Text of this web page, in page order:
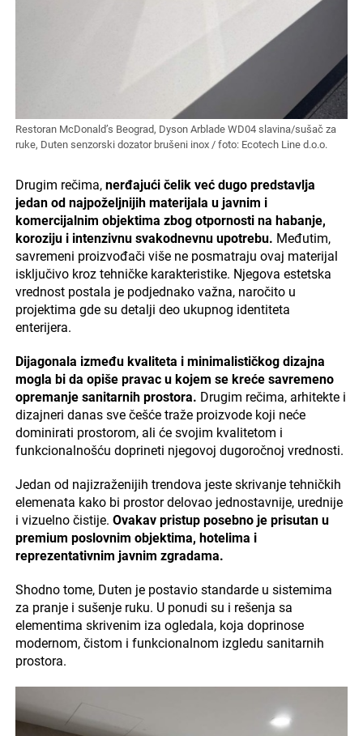
Restoran McDonald’s Beograd, Dyson Arblade WD04 slavina/sušač za
ruke, Duten senzorski dozator brušeni inox / foto: Ecotech Line d.o.o.
Drugim rečima, nerđajući čelik već dugo predstavlja
jedan od najpoželjnijih materijala u javnim i
komercijalnim objektima zbog otpornosti na habanje,
koroziju i intenzivnu svakodnevnu upotrebu. Međutim,
savremeni proizvođači više ne posmatraju ovaj materijal
isključivo kroz tehničke karakteristike. Njegova estetska
vrednost postala je podjednako važna, naročito u
projektima gde su detalji deo ukupnog identiteta
enterijera.
Dijagonala između kvaliteta i minimalističkog dizajna
mogla bi da opiše pravac u kojem se kreće savremeno
opremanje sanitarnih prostora. Drugim rečima, arhitekte i
dizajneri danas sve češće traže proizvode koji neće
dominirati prostorom, ali će svojim kvalitetom i
funkcionalnošću doprineti njegovoj dugoročnoj vrednosti.
Jedan od najizraženijih trendova jeste skrivanje tehničkih
elemenata kako bi prostor delovao jednostavnije, urednije
i vizuelno čistije. Ovakav pristup posebno je prisutan u
premium poslovnim objektima, hotelima i
reprezentativnim javnim zgradama.
Shodno tome, Duten je postavio standarde u sistemima
za pranje i sušenje ruku. U ponudi su i rešenja sa
elementima skrivenim iza ogledala, koja doprinose
modernom, čistom i funkcionalnom izgledu sanitarnih
prostora.